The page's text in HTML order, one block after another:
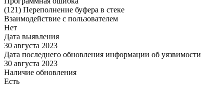
(121) Переполнение буфера в стеке
Взаимодействие с пользователем
Нет
Дата выявления
30 августа 2023
Дата последнего обновления информации об уязвимости
30 августа 2023
Наличие обновления
Есть